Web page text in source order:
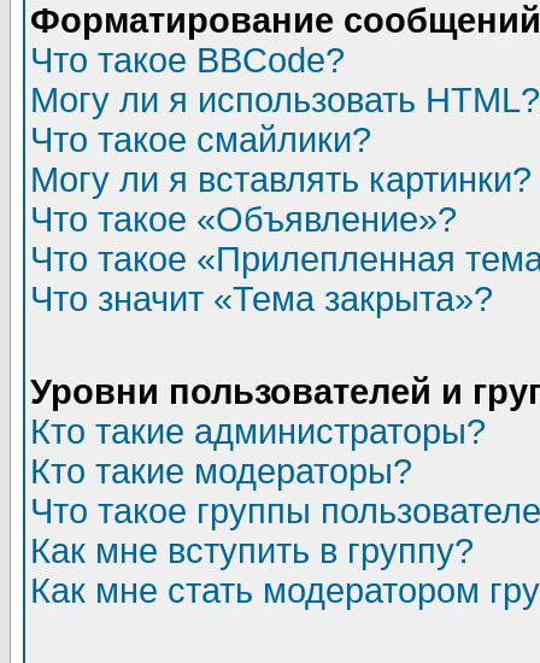
Форматирование
Что такое BBCode?
Могу ли я использовать HTML?
Что такое смайлики?
Могу ли я вставлять картинки?
Что такое «Объявление»?
Что такое «Прилепленная
Что значит «Тема закрыта»?
Уровни пользователей и
Кто такие администраторы?
Кто такие модераторы?
Что такое группы
Как мне вступить в группу?
Как мне стать модератором